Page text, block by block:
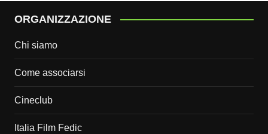
ORGANIZZAZIONE
Chi siamo
Come associarsi
Cineclub
Italia Film Fedic